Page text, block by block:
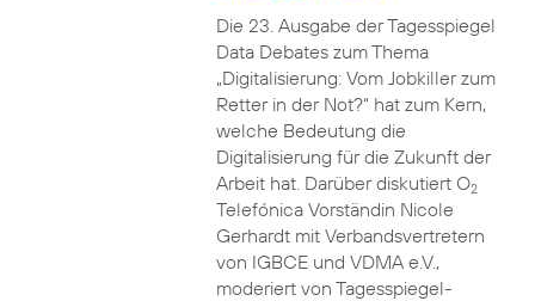
Die 23. Ausgabe der Tagesspiegel
Data Debates zum Thema
„Digitalisierung: Vom Jobkiller zum
Retter in der Not?“ hat zum Kern,
welche Bedeutung die
Digitalisierung für die Zukunft der
Arbeit hat. Darüber diskutiert O2
Telefónica Vorständin Nicole
Gerhardt mit Verbandsvertretern
von IGBCE und VDMA e.V.,
moderiert von Tagesspiegel-